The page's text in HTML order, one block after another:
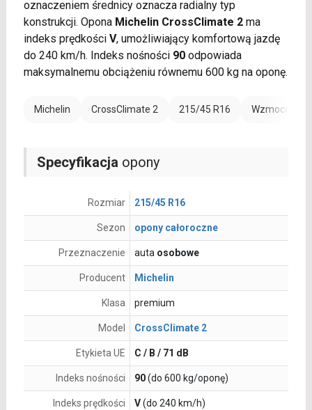
oznaczeniem średnicy oznacza radialny typ
konstrukcji. Opona Michelin CrossClimate 2ma
indeks prędkości V, umożliwiający komfortową jazdę
do 240 km/h. Indeks nośności 90odpowiada
maksymalnemu obciążeniu równemu 600 kg na oponę.
Michelin CrossClimate 2 215/45 R16
Specyfikacja opony
Rozmiar 215/45 R16
Sezon opony całoroczne
Przeznaczenie auta osobowe
Producent Michelin
Klasa premium
Model CrossClimate 2
Etykieta UE C / B / 71 dB
Indeks nośności 90(do 600 kg/oponę)
Indeks prędkości V(do 240 km/h)